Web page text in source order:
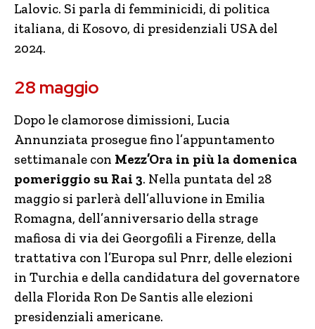
Lalovic. Si parla di femminicidi, di politica
italiana, di Kosovo, di presidenziali USA del
2024.
28 maggio
Dopo le clamorose dimissioni, Lucia
Annunziata prosegue fino l’appuntamento
settimanale con Mezz’Ora in più la domenica
pomeriggio su Rai 3. Nella puntata del 28
maggio si parlerà dell’alluvione in Emilia
Romagna, dell’anniversario della strage
mafiosa di via dei Georgofili a Firenze, della
trattativa con l’Europa sul Pnrr, delle elezioni
in Turchia e della candidatura del governatore
della Florida Ron De Santis alle elezioni
presidenziali americane.